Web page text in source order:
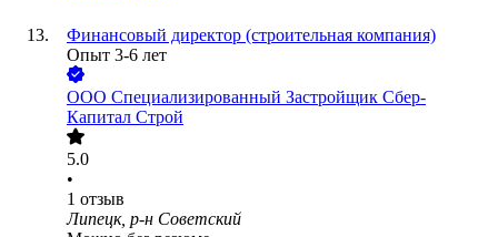
Финансовый директор (строительная компания)
Опыт 3-6 лет
ООО Специализированный Застройщик Сбер-
Капитал Строй
5.0
•
1 отзыв
Липецк, р-н Советский